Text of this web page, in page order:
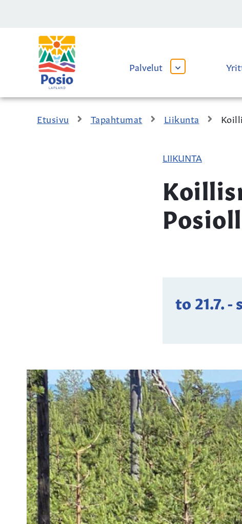
Kaupungin
logo
Palvelut
AVAA
ALAVALIKKO
Etusivu Tapahtumat Liikunta
LIIKUNTA
to 21.7.-